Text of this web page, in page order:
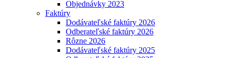
Objednávky 2023
Faktúry
Dodávateľské faktúry 2026
Odberateľské faktúry 2026
Rôzne 2026
Dodávateľské faktúry 2025